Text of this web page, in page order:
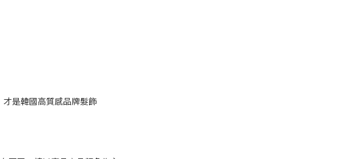
是韓國高質感品牌髮飾